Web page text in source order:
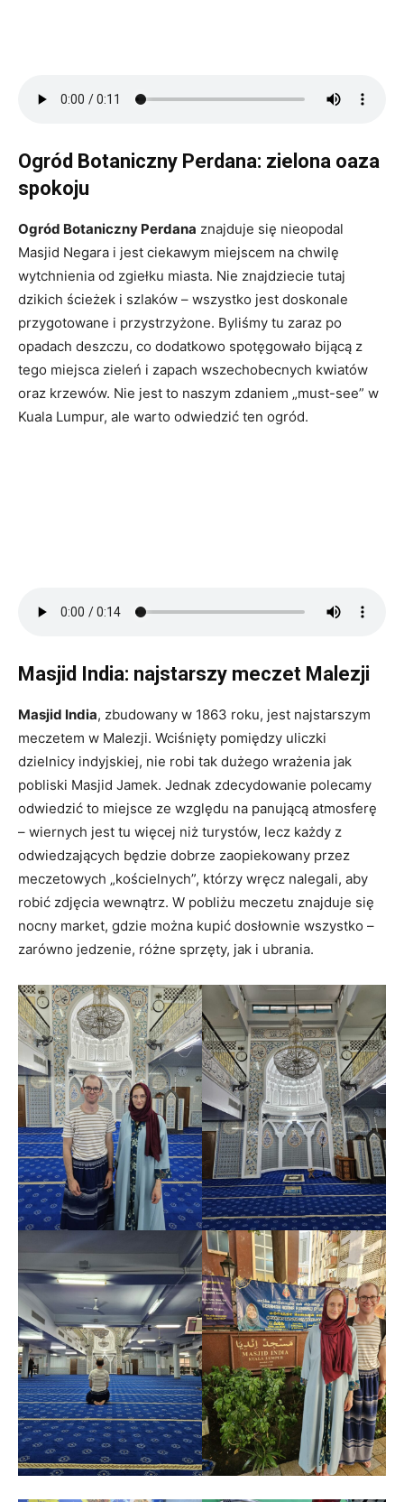
Ogród Botaniczny Perdana: zielona oaza
spokoju
Ogród Botaniczny Perdana znajduje się nieopodal
Masjid Negara i jest ciekawym miejscem na chwilę
wytchnienia od zgiełku miasta. Nie znajdziecie tutaj
dzikich ścieżek i szlaków – wszystko jest doskonale
przygotowane i przystrzyżone. Byliśmy tu zaraz po
opadach deszczu, co dodatkowo spotęgowało bijącą z
tego miejsca zieleń i zapach wszechobecnych kwiatów
oraz krzewów. Nie jest to naszym zdaniem „must-see” w
Kuala Lumpur, ale warto odwiedzić ten ogród.
Masjid India: najstarszy meczet Malezji
Masjid India, zbudowany w 1863 roku, jest najstarszym
meczetem w Malezji. Wciśnięty pomiędzy uliczki
dzielnicy indyjskiej, nie robi tak dużego wrażenia jak
pobliski Masjid Jamek. Jednak zdecydowanie polecamy
odwiedzić to miejsce ze względu na panującą atmosferę
– wiernych jest tu więcej niż turystów, lecz każdy z
odwiedzających będzie dobrze zaopiekowany przez
meczetowych „kościelnych”, którzy wręcz nalegali, aby
robić zdjęcia wewnątrz. W pobliżu meczetu znajduje się
nocny market, gdzie można kupić dosłownie wszystko –
zarówno jedzenie, różne sprzęty, jak i ubrania.